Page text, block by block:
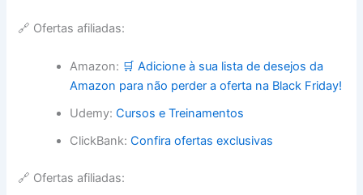
🔗 Ofertas afiliadas:
Amazon: 🛒 Adicione à sua lista de desejos da
Amazon para não perder a oferta na Black Friday!
Udemy:Cursos e Treinamentos
ClickBank:Confira ofertas exclusivas
🔗 Ofertas afiliadas: